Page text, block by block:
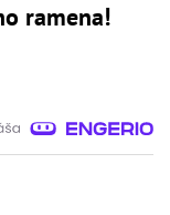
ramena!